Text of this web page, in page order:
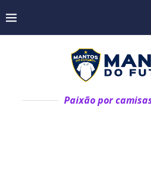
Paixão por